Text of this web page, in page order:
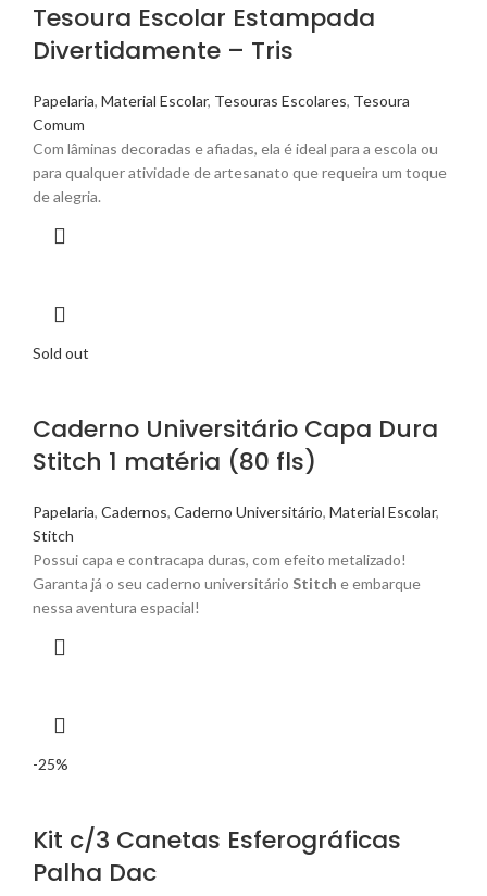
Tesoura Escolar Estampada
Divertidamente – Tris
Papelaria, Material Escolar, Tesouras Escolares, Tesoura
Comum
Com lâminas decoradas e afiadas, ela é ideal para a escola ou
para qualquer atividade de artesanato que requeira um toque
de alegria.
Sold out
Caderno Universitário Capa Dura
Stitch 1 matéria (80 fls)
Papelaria, Cadernos, Caderno Universitário, Material Escolar,
Stitch
Possui capa e contracapa duras, com efeito metalizado!
Garanta já o seu caderno universitário Stitch e embarque
nessa aventura espacial!
-25%
Kit c/3 Canetas Esferográficas
Palha Dac